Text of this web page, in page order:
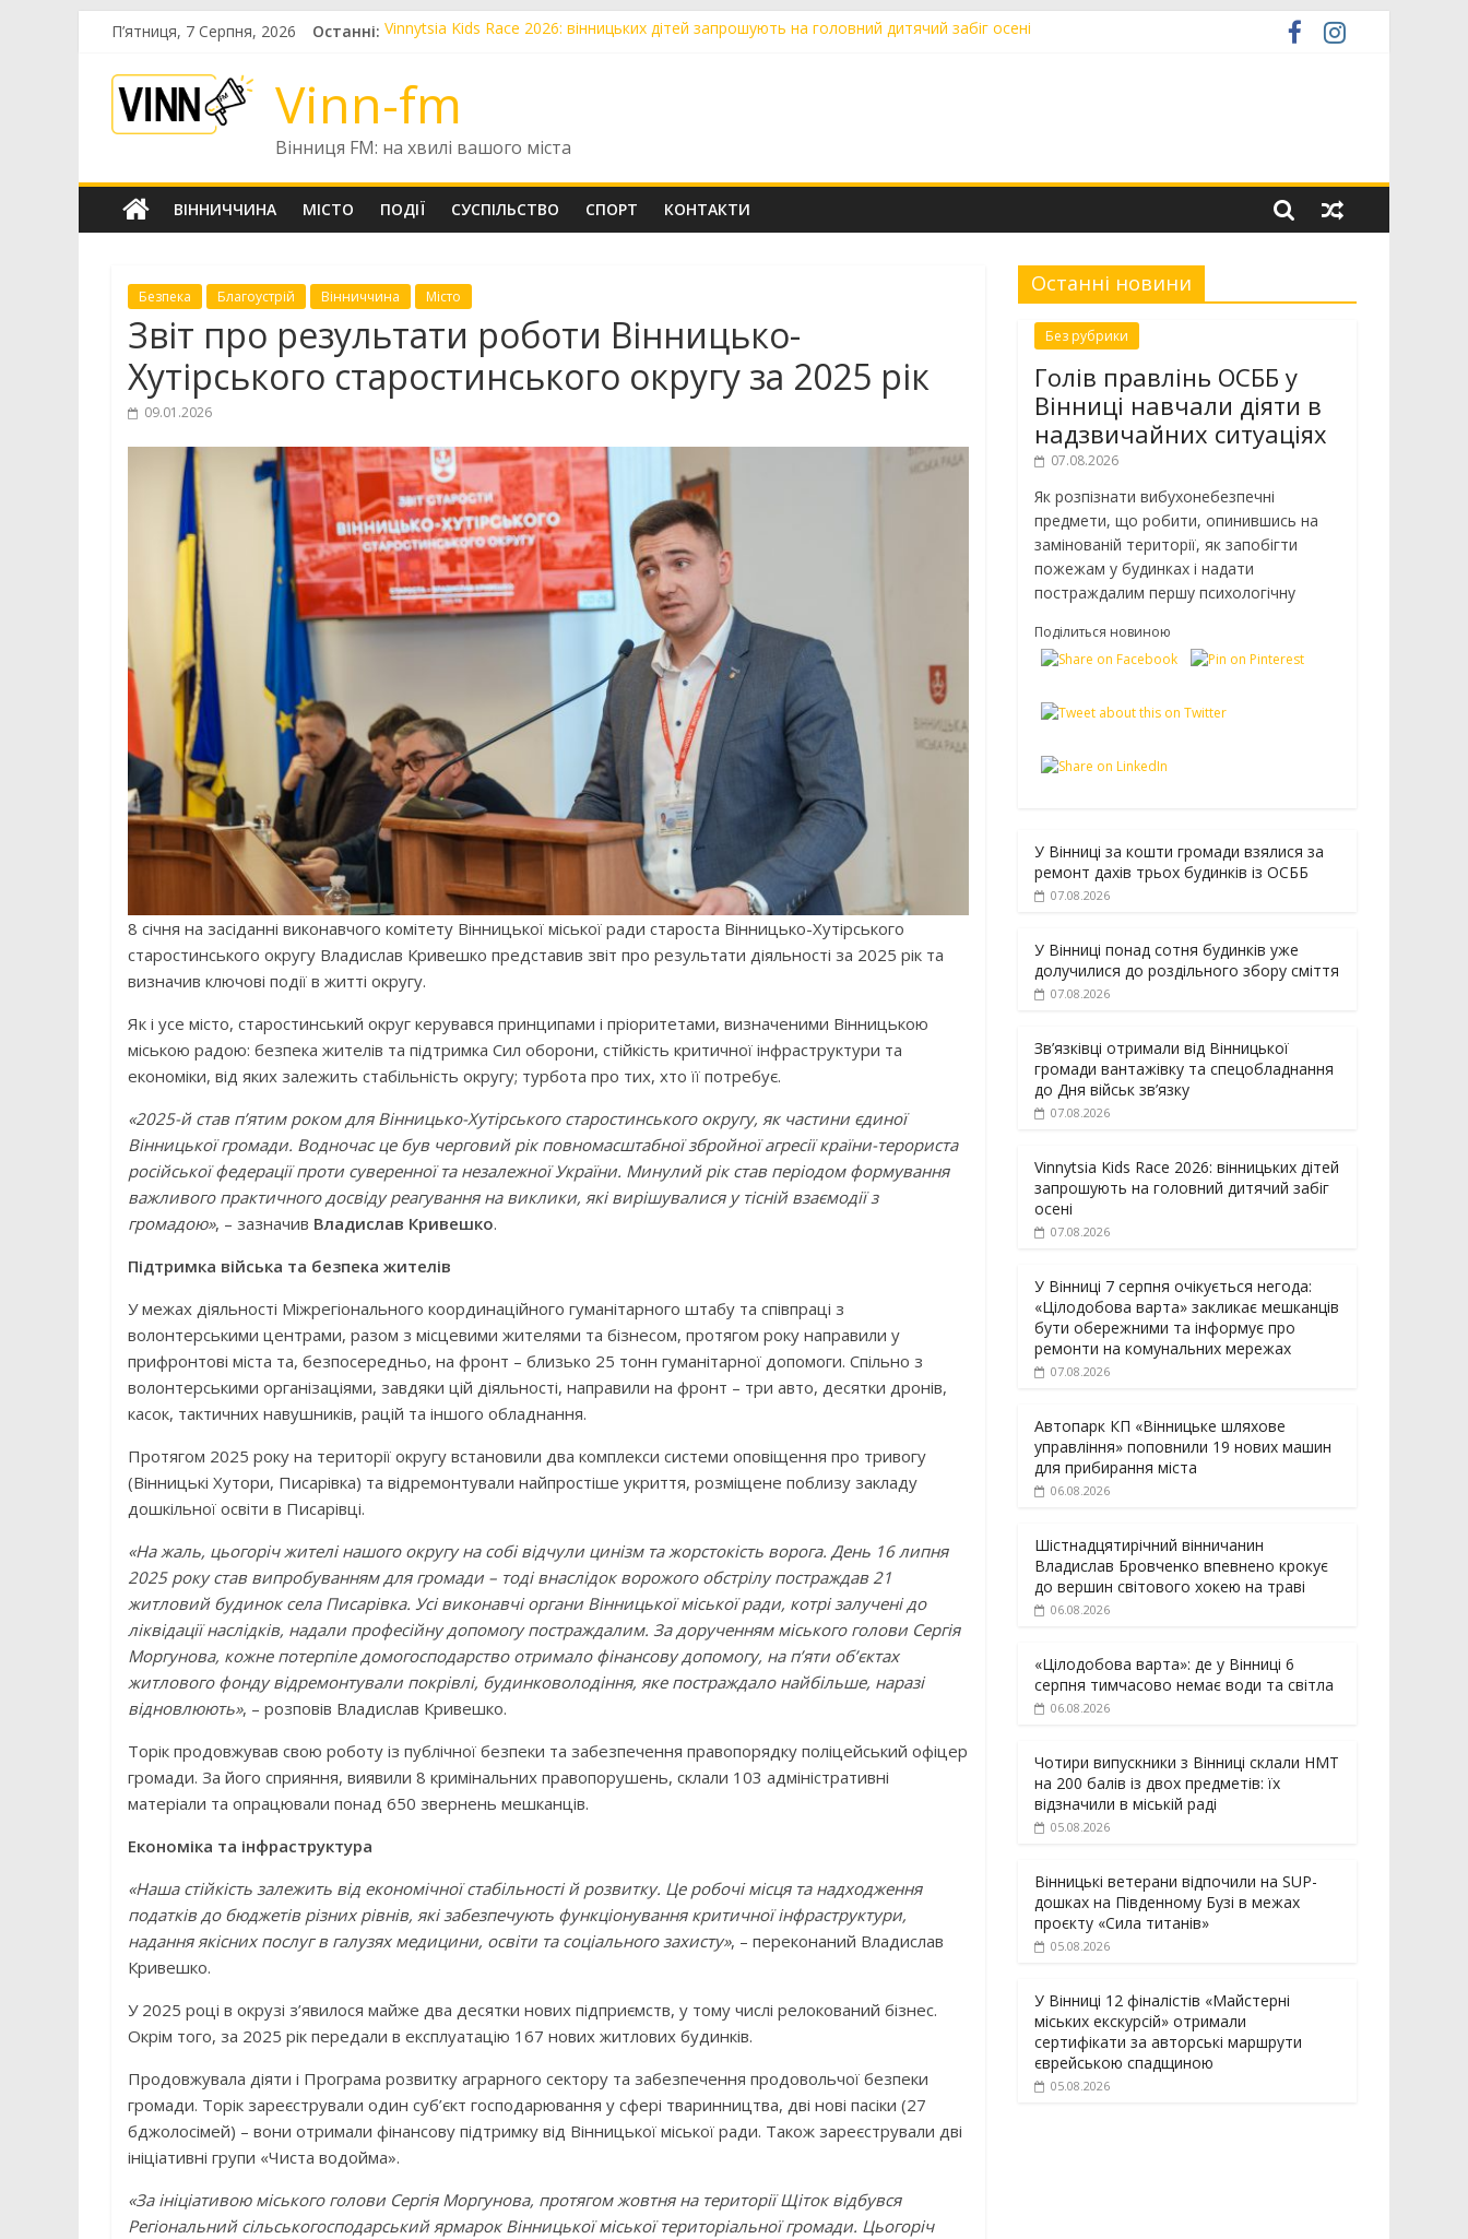
content
П’ятниця, 7 Серпня, 2026 Останні: Vinnytsia Kids Race 2026: вінницьких дітей запрошують на головний дитячий забіг осені
У Вінниці понад сотня будинків уже долучилися до роздільного збору сміття
Зв’язківці отримали від Вінницької громади вантажівку та спецобладнання до Дня військ зв’язку
Vinn-fm
Вінниця FM: на хвилі вашого міста
ВІННИЧЧИНА МІСТО ПОДІЇ СУСПІЛЬСТВО СПОРТ КОНТАКТИ
Безпека Благоустрій Вінниччина Місто
Звіт про результати роботи Вінницько-
Хутірського старостинського округу за 2025 рік
09.01.2026
8 січня на засіданні виконавчого комітету Вінницької міської ради староста Вінницько-Хутірського
старостинського округу Владислав Кривешко представив звіт про результати діяльності за 2025 рік та
визначив ключові події в житті округу.
Як і усе місто, старостинський округ керувався принципами і пріоритетами, визначеними Вінницькою
міською радою: безпека жителів та підтримка Сил оборони, стійкість критичної інфраструктури та
економіки, від яких залежить стабільність округу; турбота про тих, хто її потребує.
«2025-й став п’ятим роком для Вінницько-Хутірського старостинського округу, як частини єдиної
Вінницької громади. Водночас це був черговий рік повномасштабної збройної агресії країни-терориста
російської федерації проти суверенної та незалежної України. Минулий рік став періодом формування
важливого практичного досвіду реагування на виклики, які вирішувалися у тісній взаємодії з
громадою», – зазначив Владислав Кривешко.
Підтримка війська та безпека жителів
У межах діяльності Міжрегіонального координаційного гуманітарного штабу та співпраці з
волонтерськими центрами, разом з місцевими жителями та бізнесом, протягом року направили у
прифронтові міста та, безпосередньо, на фронт – близько 25 тонн гуманітарної допомоги. Спільно з
волонтерськими організаціями, завдяки цій діяльності, направили на фронт – три авто, десятки дронів,
касок, тактичних навушників, рацій та іншого обладнання.
Протягом 2025 року на території округу встановили два комплекси системи оповіщення про тривогу
(Вінницькі Хутори, Писарівка) та відремонтували найпростіше укриття, розміщене поблизу закладу
дошкільної освіти в Писарівці.
«На жаль, цьогоріч жителі нашого округу на собі відчули цинізм та жорстокість ворога. День 16 липня
2025 року став випробуванням для громади – тоді внаслідок ворожого обстрілу постраждав 21
житловий будинок села Писарівка. Усі виконавчі органи Вінницької міської ради, котрі залучені до
ліквідації наслідків, надали професійну допомогу постраждалим. За дорученням міського голови Сергія
Моргунова, кожне потерпіле домогосподарство отримало фінансову допомогу, на п’яти об’єктах
житлового фонду відремонтували покрівлі, будинковолодіння, яке постраждало найбільше, наразі
відновлюють», – розповів Владислав Кривешко.
Торік продовжував свою роботу із публічної безпеки та забезпечення правопорядку поліцейський офіцер
громади. За його сприяння, виявили 8 кримінальних правопорушень, склали 103 адміністративні
матеріали та опрацювали понад 650 звернень мешканців.
Економіка та інфраструктура
«Наша стійкість залежить від економічної стабільності й розвитку. Це робочі місця та надходження
податків до бюджетів різних рівнів, які забезпечують функціонування критичної інфраструктури,
надання якісних послуг в галузях медицини, освіти та соціального захисту», – переконаний Владислав
Кривешко.
У 2025 році в окрузі з’явилося майже два десятки нових підприємств, у тому числі релокований бізнес.
Окрім того, за 2025 рік передали в експлуатацію 167 нових житлових будинків.
Продовжувала діяти і Програма розвитку аграрного сектору та забезпечення продовольчої безпеки
громади. Торік зареєстрували один суб’єкт господарювання у сфері тваринництва, дві нові пасіки (27
бджолосімей) – вони отримали фінансову підтримку від Вінницької міської ради. Також зареєстрували дві
ініціативні групи «Чиста водойма».
«За ініціативою міського голови Сергія Моргунова, протягом жовтня на території Щіток відбувся
Регіональний сільськогосподарський ярмарок Вінницької міської територіальної громади. Цьогоріч
Останні новини
Без рубрики
Голів правлінь ОСББ у
Вінниці навчали діяти в
надзвичайних ситуаціях
07.08.2026
Як розпізнати вибухонебезпечні
предмети, що робити, опинившись на
замінованій території, як запобігти
пожежам у будинках і надати
постраждалим першу психологічну
Поділиться новиною
У Вінниці за кошти громади взялися за
ремонт дахів трьох будинків із ОСББ
07.08.2026
У Вінниці понад сотня будинків уже
долучилися до роздільного збору сміття
07.08.2026
Зв’язківці отримали від Вінницької
громади вантажівку та спецобладнання
до Дня військ зв’язку
07.08.2026
Vinnytsia Kids Race 2026: вінницьких дітей
запрошують на головний дитячий забіг
осені
07.08.2026
У Вінниці 7 серпня очікується негода:
«Цілодобова варта» закликає мешканців
бути обережними та інформує про
ремонти на комунальних мережах
07.08.2026
Автопарк КП «Вінницьке шляхове
управління» поповнили 19 нових машин
для прибирання міста
06.08.2026
Шістнадцятирічний вінничанин
Владислав Бровченко впевнено крокує
до вершин світового хокею на траві
06.08.2026
«Цілодобова варта»: де у Вінниці 6
серпня тимчасово немає води та світла
06.08.2026
Чотири випускники з Вінниці склали НМТ
на 200 балів із двох предметів: їх
відзначили в міській раді
05.08.2026
Вінницькі ветерани відпочили на SUP-
дошках на Південному Бузі в межах
проєкту «Сила титанів»
05.08.2026
У Вінниці 12 фіналістів «Майстерні
міських екскурсій» отримали
сертифікати за авторські маршрути
єврейською спадщиною
05.08.2026